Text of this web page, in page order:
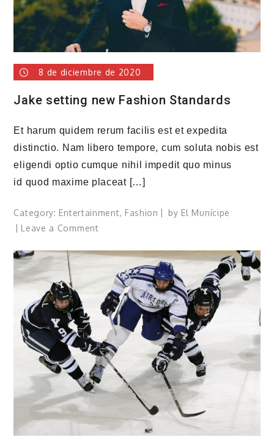
8 de diciembre de 2020
Jake setting new Fashion Standards
Et harum quidem rerum facilis est et expedita
distinctio. Nam libero tempore, cum soluta nobis est
eligendi optio cumque nihil impedit quo minus
id quod maxime placeat […]
Category: Entertainment, Fashion by El Munícipe
Leave a Commenton
setting
Fashion
Standards